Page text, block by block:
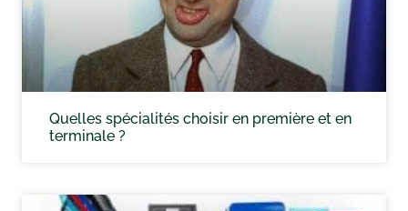
Quelles spécialités choisir en première et en
terminale ?